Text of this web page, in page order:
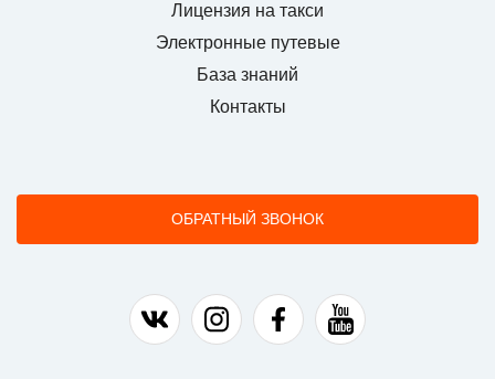
Лицензия на такси
Электронные путевые
База знаний
Контакты
ОБРАТНЫЙ ЗВОНОК
Наша группа в ВКНаша страница в Instagram
Наша группа в Facebook
Наш канал на